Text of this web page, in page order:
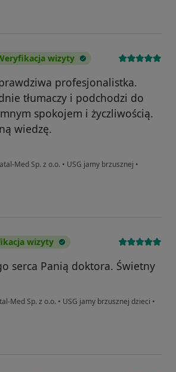
wizyty
profesjonalistka.
tłumaczy i podchodzi do
spokojem i życzliwością.
wiedzę.
Med Sp. z o.o. • USG jamy brzusznej •
wizyty
serca Panią doktora. Świetny
Med Sp. z o.o. • USG jamy brzusznej dzieci •